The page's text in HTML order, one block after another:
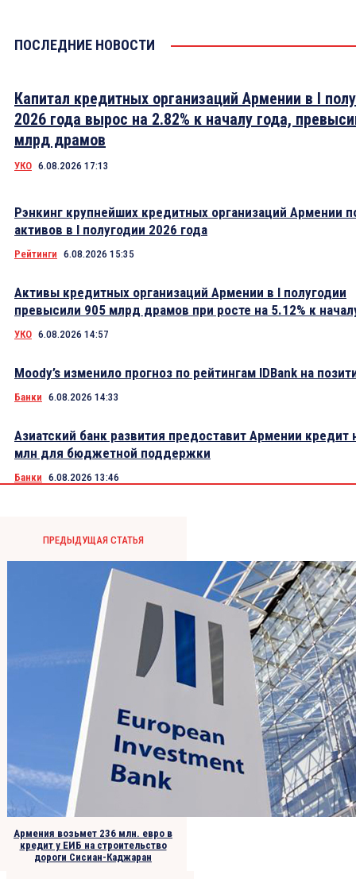
ПОСЛЕДНИЕ НОВОСТИ
Капитал кредитных организаций Армении в I
2026 года вырос на 2.82% к началу года,
млрд драмов
УКО 6.08.2026 17:13
Рэнкинг крупнейших кредитных организаций Армении
активов в I полугодии 2026 года
Рейтинги 6.08.2026 15:35
Активы кредитных организаций Армении в I полугодии
превысили 905 млрд драмов при росте на 5.12% к
УКО 6.08.2026 14:57
Moody’s изменило прогноз по рейтингам IDBank на
Банки 6.08.2026 14:33
Азиатский банк развития предоставит Армении кредит
млн для бюджетной поддержки
Банки 6.08.2026 13:46
ПРЕДЫДУЩАЯ СТАТЬЯ
Армения возьмет 236 млн. евро в
кредит у ЕИБ на строительство
дороги Сисиан-Каджаран